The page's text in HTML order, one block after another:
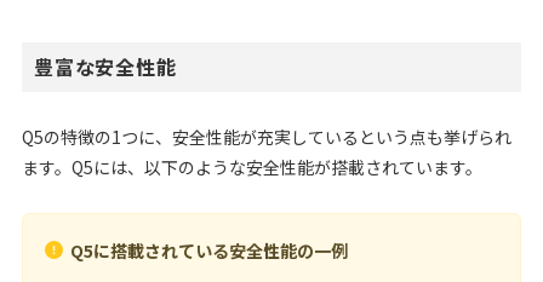
豊富な安全性能
Q5の特徴の1つに、安全性能が充実しているという点も挙げられ
ます。Q5には、以下のような安全性能が搭載されています。
Q5に搭載されている安全性能の一例